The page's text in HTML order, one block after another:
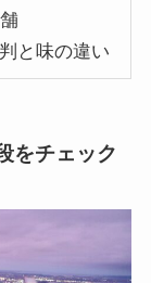
と味の違い
をチェック